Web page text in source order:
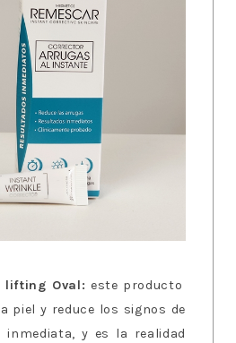
lifting Oval: este producto
piel y reduce los signos de
inmediata, y es la realidad